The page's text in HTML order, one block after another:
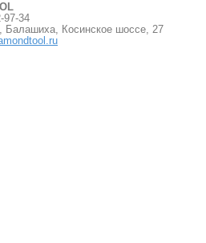
97-34
Балашиха, Косинское шоссе, 27